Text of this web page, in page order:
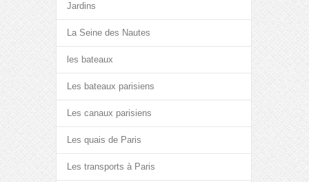
Jardins
La Seine des Nautes
les bateaux
Les bateaux parisiens
Les canaux parisiens
Les quais de Paris
Les transports à Paris